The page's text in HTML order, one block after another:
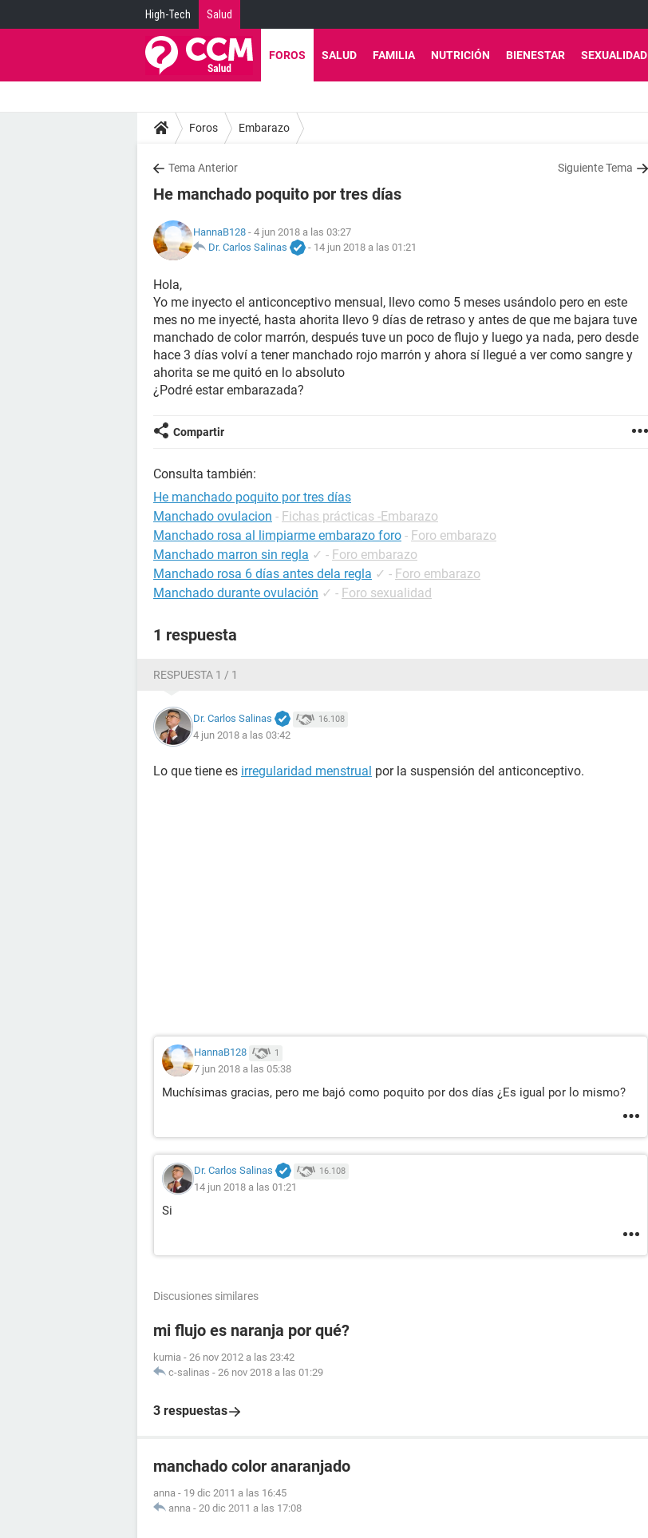
High-Tech Salud
FOROS SALUD FAMILIA NUTRICIÓN BIENESTAR SEXUALIDAD
Foros Embarazo
Tema Anterior Siguiente Tema
He manchado poquito por tres días
HannaB128 - 4 jun 2018 a las 03:27
Dr. Carlos Salinas
- 14 jun 2018 a las 01:21
Hola,
Yo me inyecto el anticonceptivo mensual, llevo como 5 meses usándolo pero en este
mes no me inyecté, hasta ahorita llevo 9 días de retraso y antes de que me bajara tuve
manchado de color marrón, después tuve un poco de flujo y luego ya nada, pero desde
hace 3 días volví a tener manchado rojo marrón y ahora sí llegué a ver como sangre y
ahorita se me quitó en lo absoluto
¿Podré estar embarazada?
Compartir
Consulta también:
He manchado poquito por tres días
Manchado ovulacion - Fichas prácticas -Embarazo
Manchado rosa al limpiarme embarazo foro - Foro embarazo
Manchado marron sin regla ✓ - Foro embarazo
Manchado rosa 6 días antes dela regla ✓ - Foro embarazo
Manchado durante ovulación ✓ - Foro sexualidad
1 respuesta
RESPUESTA 1 / 1
Dr. Carlos Salinas 16.108
4 jun 2018 a las 03:42
Lo que tiene es irregularidad menstrual por la suspensión del anticonceptivo.
HannaB128 1
7 jun 2018 a las 05:38
Muchísimas gracias, pero me bajó como poquito por dos días ¿Es igual por lo mismo?
Dr. Carlos Salinas 16.108
14 jun 2018 a las 01:21
Si
Discusiones similares
mi flujo es naranja por qué?
kurnia - 26 nov 2012 a las 23:42
c-salinas - 26 nov 2018 a las 01:29
3 respuestas
manchado color anaranjado
anna - 19 dic 2011 a las 16:45
anna - 20 dic 2011 a las 17:08